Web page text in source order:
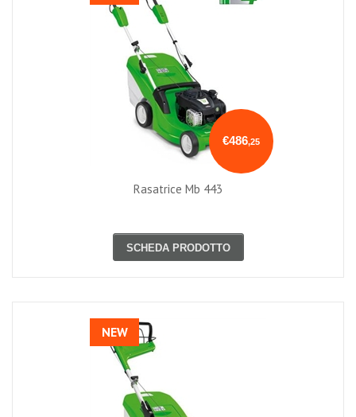
€486,25
Rasatrice Mb 443
SCHEDA PRODOTTO
NEW